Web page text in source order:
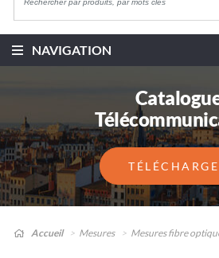
NAVIGATION
Accueil Mesures Mesures fibre